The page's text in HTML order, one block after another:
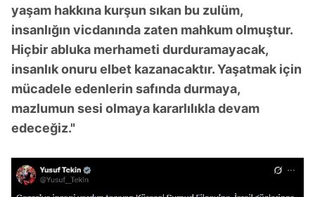
yaşam hakkına kurşun sıkan bu zulüm,
insanlığın vicdanında zaten mahkum olmuştur.
Hiçbir abluka merhameti durduramayacak,
insanlık onuru elbet kazanacaktır. Yaşatmak için
mücadele edenlerin safında durmaya,
mazlumun sesi olmaya kararlılıkla devam
edeceğiz."